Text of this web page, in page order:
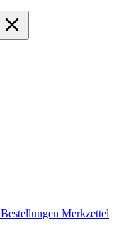
Bestellungen Merkzettel